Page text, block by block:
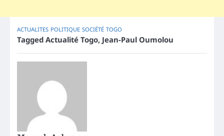
ACTUALITES POLITIQUE SOCIÉTÉ TOGO
Tagged Actualité Togo, Jean-Paul Oumolou